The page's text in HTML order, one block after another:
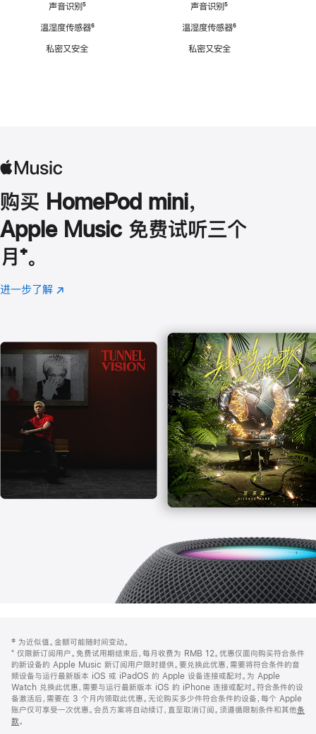
声音识别脚
⁵
温湿度传感器脚
⁶
私密又安全
声音识别脚
⁵
温湿度传感器脚
⁶
私密又安全
购买 HomePod mini，
Apple Music 免费试听三个
月 脚
注
⁺。
进一步了解 Apple
(在
口
中
打
开)
页
页
脚
注
‡ 为近似值。金额可能随时间变动。
⁺ 仅限新订阅用户。免费试用期结束后，每月收费为 RMB 12。优惠仅面向购买符合条件
的新设备的 Apple Music 新订阅用户限时提供。要兑换此优惠，需要将符合条件的音
频设备与运行最新版本 iOS 或 iPadOS 的 Apple 设备连接或配对。为 Apple
Watch 兑换此优惠，需要与运行最新版本 iOS 的 iPhone 连接或配对。符合条件的设
备激活后，需要在 3 个月内领取此优惠。无论购买多少件符合条件的设备，每个 Apple
账户仅可享受一次优惠。会员方案将自动续订，直至取消订阅。须遵循限制条件和其他条
款。